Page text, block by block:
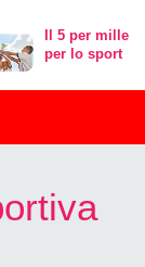
Il 5 per mille
per lo sport